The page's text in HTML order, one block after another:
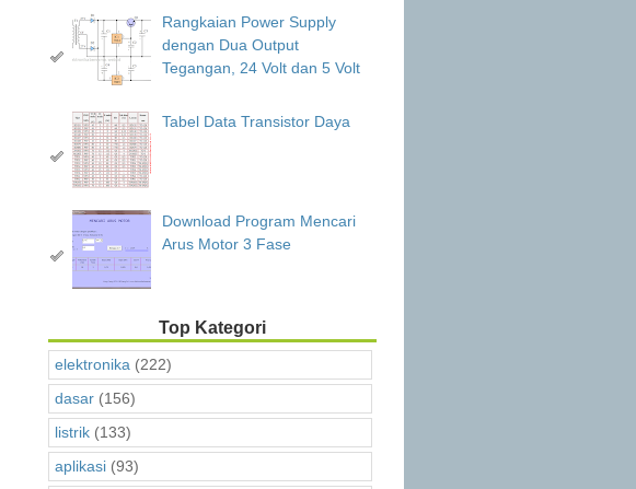
Rangkaian Power Supply
dengan Dua Output
Tegangan, 24 Volt dan 5 Volt
Tabel Data Transistor Daya
Download Program Mencari
Arus Motor 3 Fase
Top Kategori
elektronika (222)
dasar(156)
listrik(133)
aplikasi(93)